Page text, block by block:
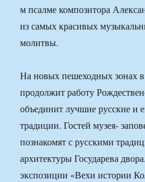
м псалме композитора
из самых красивых
молитвы.
На новых пешеходных зонах в
продолжит работу
объединит лучшие русские и
традиции. Гостей музея-
познакомят с русскими
архитектуры Государева
экспозиции «Вехи истории